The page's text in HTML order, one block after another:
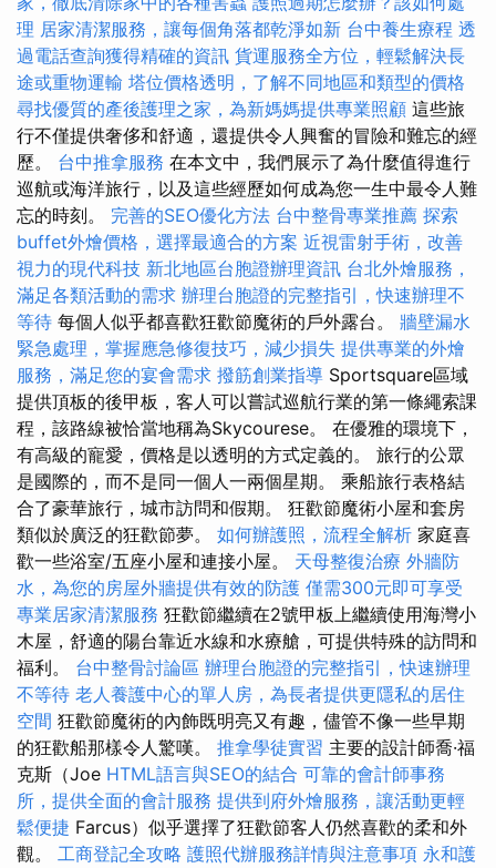
理 居家清潔服務，讓每個角落都乾淨如新 台中養生療程 透
過電話查詢獲得精確的資訊 貨運服務全方位，輕鬆解決長
途或重物運輸 塔位價格透明，了解不同地區和類型的價格
尋找優質的產後護理之家，為新媽媽提供專業照顧 這些旅
行不僅提供奢侈和舒適，還提供令人興奮的冒險和難忘的經
歷。 台中推拿服務 在本文中，我們展示了為什麼值得進行
巡航或海洋旅行，以及這些經歷如何成為您一生中最令人難
忘的時刻。 完善的SEO優化方法 台中整骨專業推薦 探索
buffet外燴價格，選擇最適合的方案 近視雷射手術，改善
視力的現代科技 新北地區台胞證辦理資訊 台北外燴服務，
滿足各類活動的需求 辦理台胞證的完整指引，快速辦理不
等待 每個人似乎都喜歡狂歡節魔術的戶外露台。 牆壁漏水
緊急處理，掌握應急修復技巧，減少損失 提供專業的外燴
服務，滿足您的宴會需求 撥筋創業指導 Sportsquare區域
提供頂板的後甲板，客人可以嘗試巡航行業的第一條繩索課
程，該路線被恰當地稱為Skycourese。 在優雅的環境下，
有高級的寵愛，價格是以透明的方式定義的。 旅行的公眾
是國際的，而不是同一個人一兩個星期。 乘船旅行表格結
合了豪華旅行，城市訪問和假期。 狂歡節魔術小屋和套房
類似於廣泛的狂歡節夢。 如何辦護照，流程全解析 家庭喜
歡一些浴室/五座小屋和連接小屋。 天母整復治療 外牆防
水，為您的房屋外牆提供有效的防護 僅需300元即可享受
專業居家清潔服務 狂歡節繼續在2號甲板上繼續使用海灣小
木屋，舒適的陽台靠近水線和水療艙，可提供特殊的訪問和
福利。 台中整骨討論區 辦理台胞證的完整指引，快速辦理
不等待 老人養護中心的單人房，為長者提供更隱私的居住
空間 狂歡節魔術的內飾既明亮又有趣，儘管不像一些早期
的狂歡船那樣令人驚嘆。 推拿學徒實習 主要的設計師喬·福
克斯（Joe HTML語言與SEO的結合 可靠的會計師事務
所，提供全面的會計服務 提供到府外燴服務，讓活動更輕
鬆便捷 Farcus）似乎選擇了狂歡節客人仍然喜歡的柔和外
觀。 工商登記全攻略 護照代辦服務詳情與注意事項 永和護